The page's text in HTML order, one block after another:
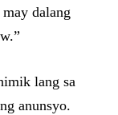
dalang
lang sa
anunsyo.